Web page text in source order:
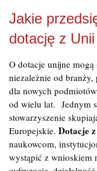
Jakie
dotację z
O dotacje unijne
niezależnie od
dla nowych
od wielu lat. Jednym
stowarzyszenie
Europejskie. Dotacje
naukowcom,
wystąpić z wnioskiem